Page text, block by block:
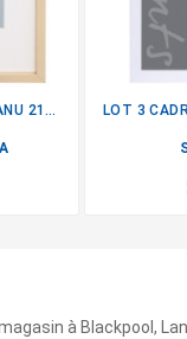
CADRE PHOTO OR MANU 21X30
à Blackpool,